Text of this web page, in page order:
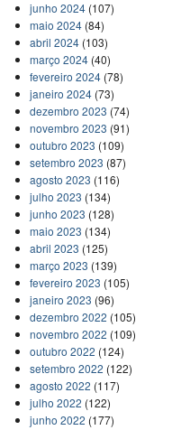
junho 2024(107)
maio 2024(84)
abril 2024(103)
março 2024(40)
fevereiro 2024(78)
janeiro 2024(73)
dezembro 2023 (74)
novembro 2023 (91)
outubro 2023 (109)
setembro 2023 (87)
agosto 2023 (116)
julho 2023 (134)
junho 2023 (128)
maio 2023 (134)
abril 2023 (125)
março 2023 (139)
fevereiro 2023 (105)
janeiro 2023 (96)
dezembro 2022 (105)
novembro 2022 (109)
outubro 2022 (124)
setembro 2022 (122)
agosto 2022 (117)
julho 2022 (122)
junho 2022 (177)